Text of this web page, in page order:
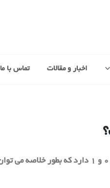
اخبار و مقالات تماس با ما